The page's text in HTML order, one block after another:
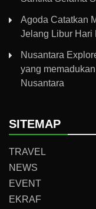
Agoda Catatkan
Jelang Libur Hari
Nusantara
yang
Nusantara
SITEMAP
TRAVEL
NEWS
EVENT
EKRAF